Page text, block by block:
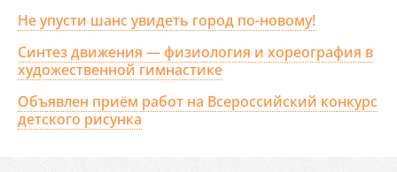
Не упусти шанс увидеть город по-новому!
Синтез движения — физиология и хореография в
художественной гимнастике
Объявлен приём работ на Всероссийский конкурс
детского рисунка